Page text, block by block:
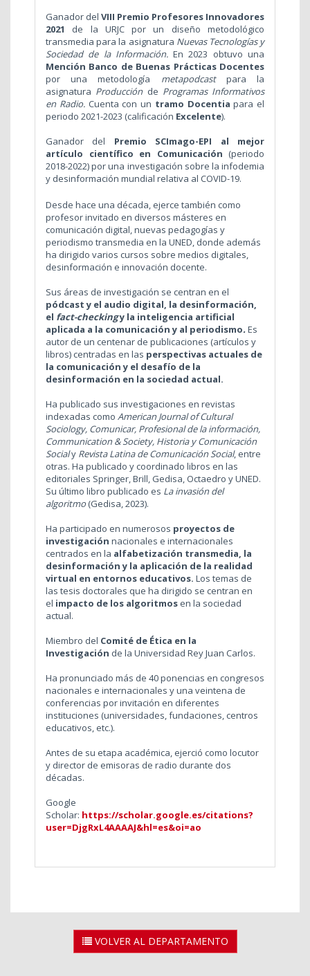
Ganador del VIII Premio Profesores Innovadores
2021 de la URJC por un diseño metodológico
transmedia para la asignatura Nuevas Tecnologías y
Sociedad de la Información.En 2023 obtuvo una
Mención Banco de Buenas Prácticas Docentes
por una metodología metapodcastpara la
asignatura Producciónde Programas Informativos
en Radio.Cuenta con un tramo Docentiapara el
periodo 2021-2023 (calificación Excelente).
Ganador del Premio SCImago-EPI al mejor
artículo científico en Comunicación (periodo
2018-2022) por una investigación sobre la infodemia
y desinformación mundial relativa al COVID-19.
Desde hace una década, ejerce también como
profesor invitado en diversos másteres en
comunicación digital, nuevas pedagogías y
periodismo transmedia en la UNED, donde además
ha dirigido varios cursos sobre medios digitales,
desinformación e innovación docente.
Sus áreas de investigación se centran en el
pódcast y el audio digital, la desinformación,
el fact-checkingy la inteligencia artificial
aplicada a la comunicación y al periodismo.Es
autor de un centenar de publicaciones (artículos y
libros) centradas en las perspectivas actuales de
la comunicación y el desafío de la
desinformación en la sociedad actual.
Ha publicado sus investigaciones en revistas
indexadas como American Journal of Cultural
Sociology, Comunicar, Profesional de la información,
Communication & Society, Historia y Comunicación
Socialy Revista Latina de Comunicación Social, entre
otras. Ha publicado y coordinado libros en las
editoriales Springer, Brill, Gedisa, Octaedro y UNED.
Su último libro publicado es La invasión del
algoritmo (Gedisa, 2023).
Ha participado en numerosos proyectos de
investigación nacionales e internacionales
centrados en la alfabetización transmedia, la
desinformación y la aplicación de la realidad
virtual en entornos educativos. Los temas de
las tesis doctorales que ha dirigido se centran en
el impacto de los algoritmos en la sociedad
actual.
Miembro del Comité de Ética en la
Investigación de la Universidad Rey Juan Carlos.
Ha pronunciado más de 40 ponencias en congresos
nacionales e internacionales y una veintena de
conferencias por invitación en diferentes
instituciones (universidades, fundaciones, centros
educativos, etc.).
Antes de su etapa académica, ejerció como locutor
y director de emisoras de radio durante dos
décadas.
Google
Scholar: https://scholar.google.es/citations?
user=DjgRxL4AAAAJ&hl=es&oi=ao
VOLVER AL DEPARTAMENTO